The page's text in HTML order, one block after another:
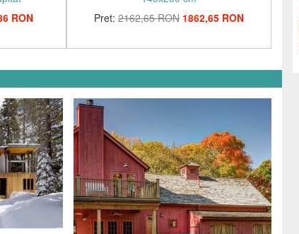
RON
Pret: 2162,65 RON 1862,65 RON